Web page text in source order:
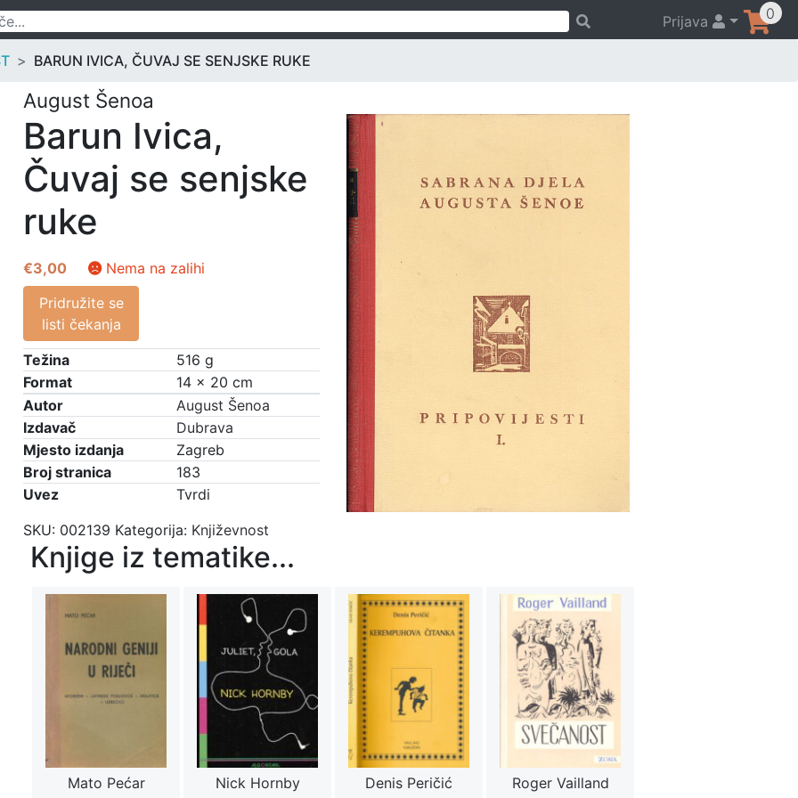
Prijava 0
BARUN IVICA, ČUVAJ SE SENJSKE RUKE
August Šenoa
Barun Ivica,
Čuvaj se senjske
ruke
€3,00
Nema na zalihi
Pridružite se
listi čekanja
Težina
516 g
Format
14 × 20 cm
Autor
August Šenoa
Izdavač
Dubrava
Mjesto izdanja
Zagreb
Broj stranica
183
Uvez
Tvrdi
SKU: 002139 Kategorija: Književnost
Knjige iz tematike...
Mato Pećar Nick Hornby Denis Peričić Roger Vailland